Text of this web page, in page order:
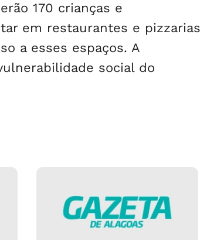
170 crianças e
em restaurantes e pizzarias
a esses espaços. A
social do